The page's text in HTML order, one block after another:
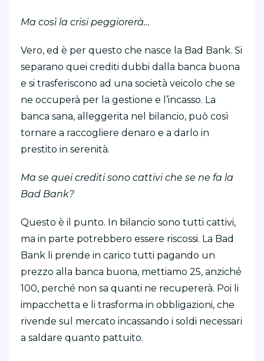
Ma così la crisi peggiorerà…
Vero, ed è per questo che nasce la Bad Bank. Si
separano quei crediti dubbi dalla banca buona
e si trasferiscono ad una società veicolo che se
ne occuperà per la gestione e l’incasso. La
banca sana, alleggerita nel bilancio, può così
tornare a raccogliere denaro e a darlo in
prestito in serenità.
Ma se quei crediti sono cattivi che se ne fa la
Bad Bank?
Questo è il punto. In bilancio sono tutti cattivi,
ma in parte potrebbero essere riscossi. La Bad
Bank li prende in carico tutti pagando un
prezzo alla banca buona, mettiamo 25, anziché
100, perché non sa quanti ne recupererà. Poi li
impacchetta e li trasforma in obbligazioni, che
rivende sul mercato incassando i soldi necessari
a saldare quanto pattuito.